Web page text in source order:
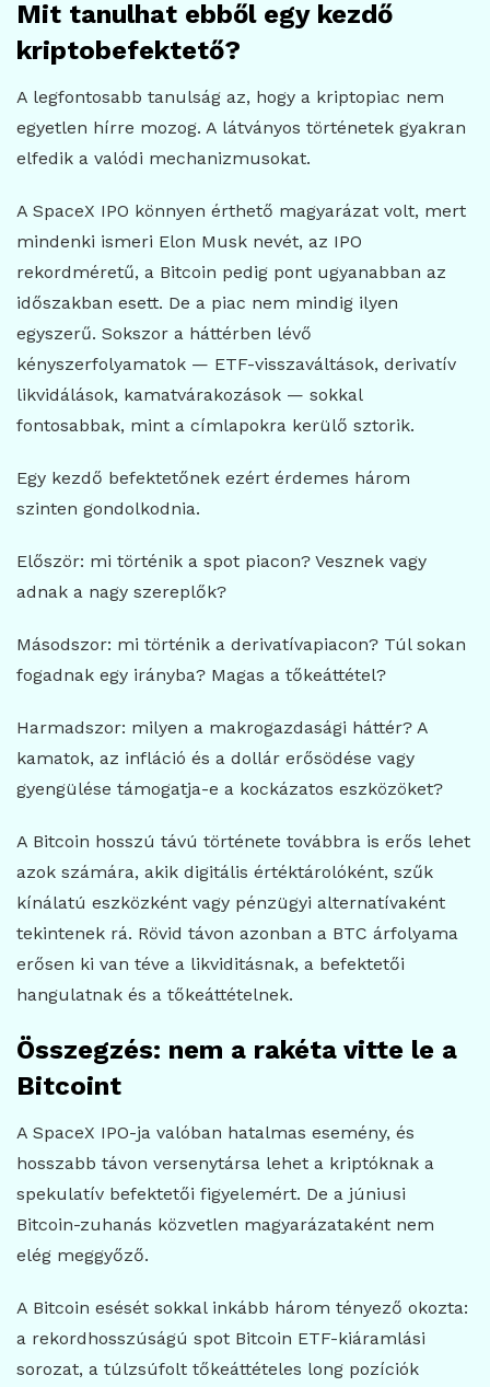
Mit tanulhat ebből egy kezdő
kriptobefektető?
A legfontosabb tanulság az, hogy a kriptopiac nem
egyetlen hírre mozog. A látványos történetek gyakran
elfedik a valódi mechanizmusokat.
A SpaceX IPO könnyen érthető magyarázat volt, mert
mindenki ismeri Elon Musk nevét, az IPO
rekordméretű, a Bitcoin pedig pont ugyanabban az
időszakban esett. De a piac nem mindig ilyen
egyszerű. Sokszor a háttérben lévő
kényszerfolyamatok — ETF-visszaváltások, derivatív
likvidálások, kamatvárakozások — sokkal
fontosabbak, mint a címlapokra kerülő sztorik.
Egy kezdő befektetőnek ezért érdemes három
szinten gondolkodnia.
Először: mi történik a spot piacon? Vesznek vagy
adnak a nagy szereplők?
Másodszor: mi történik a derivatívapiacon? Túl sokan
fogadnak egy irányba? Magas a tőkeáttétel?
Harmadszor: milyen a makrogazdasági háttér? A
kamatok, az infláció és a dollár erősödése vagy
gyengülése támogatja-e a kockázatos eszközöket?
A Bitcoin hosszú távú története továbbra is erős lehet
azok számára, akik digitális értéktárolóként, szűk
kínálatú eszközként vagy pénzügyi alternatívaként
tekintenek rá. Rövid távon azonban a BTC árfolyama
erősen ki van téve a likviditásnak, a befektetői
hangulatnak és a tőkeáttételnek.
Összegzés: nem a rakéta vitte le a
Bitcoint
A SpaceX IPO-ja valóban hatalmas esemény, és
hosszabb távon versenytársa lehet a kriptóknak a
spekulatív befektetői figyelemért. De a júniusi
Bitcoin-zuhanás közvetlen magyarázataként nem
elég meggyőző.
A Bitcoin esését sokkal inkább három tényező okozta:
a rekordhosszúságú spot Bitcoin ETF-kiáramlási
sorozat, a túlzsúfolt tőkeáttételes long pozíciók